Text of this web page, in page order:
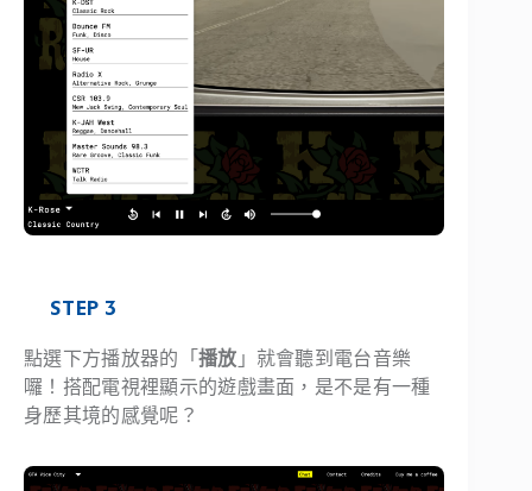
STEP 3
點選下方播放器的「 播放 」就會聽到電台音樂
囉！搭配電視裡顯示的遊戲畫面，是不是有一種
身歷其境的感覺呢？